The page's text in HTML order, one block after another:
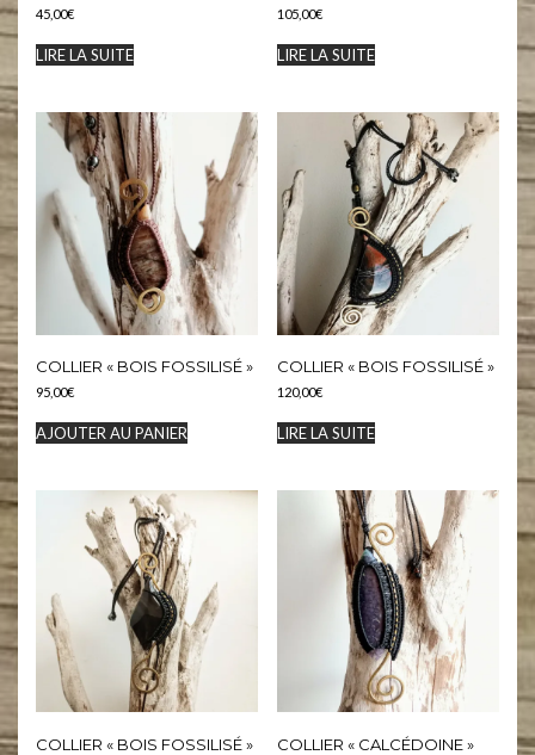
45,00€
LIRE LA SUITE
105,00€
LIRE LA SUITE
COLLIER « BOIS FOSSILISÉ »
95,00€
AJOUTER AU PANIER
COLLIER « BOIS FOSSILISÉ »
120,00€
LIRE LA SUITE
COLLIER « BOIS FOSSILISÉ » COLLIER « CALCÉDOINE »